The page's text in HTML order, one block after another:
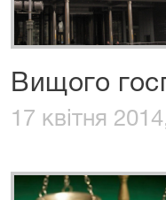
Вищого
17 квітня